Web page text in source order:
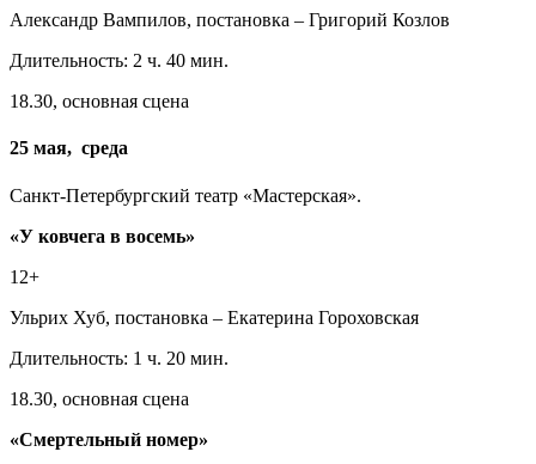
Александр Вампилов, постановка – Григорий Козлов
Длительность: 2 ч. 40 мин.
18.30, основная сцена
25 мая, среда
Санкт-Петербургский театр «Мастерская».
«У ковчега в восемь»
12+
Ульрих Хуб, постановка – Екатерина Гороховская
Длительность: 1 ч. 20 мин.
18.30, основная сцена
«Смертельный номер»